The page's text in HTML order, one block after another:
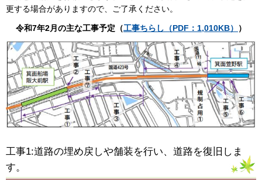
更する場合がありますので、ご了承ください。
令和7年2月の主な工事予定（工事ちらし（PDF：1,010KB） ）
工事1:道路の埋め戻しや舗装を行い、道路を復旧しま
す。